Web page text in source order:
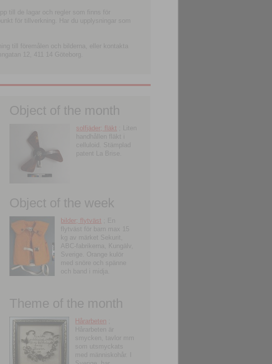
till de lagar och regler som finns för
för tillverkning. Har du upplysningar som
till föremålen och bilderna, eller kontakta
12, 411 14 Göteborg.
Object of the month
solfjäder; fläkt ; Liten
handhållen fläkt i
celluloid. Stämplad
patent La Brise.
Object of the week
bilder; flytväst ; En
flytväst för barn max 15
kg av märket Sekurit,
ABC-fabrikerna, Kungälv,
Sverige. Orange kulör
med snöre och spänne
och band i midja.
Theme of the month
Hårarbeten
Hårarbeten är
smycken, tavlor mm
som utsmyckats
med människohår. I